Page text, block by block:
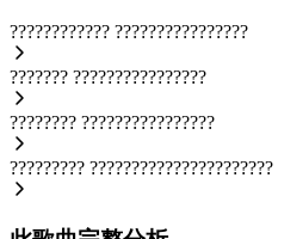
???????????? ????????????????
??????? ????????????????
???????? ????????????????
????????? ??????????????????????